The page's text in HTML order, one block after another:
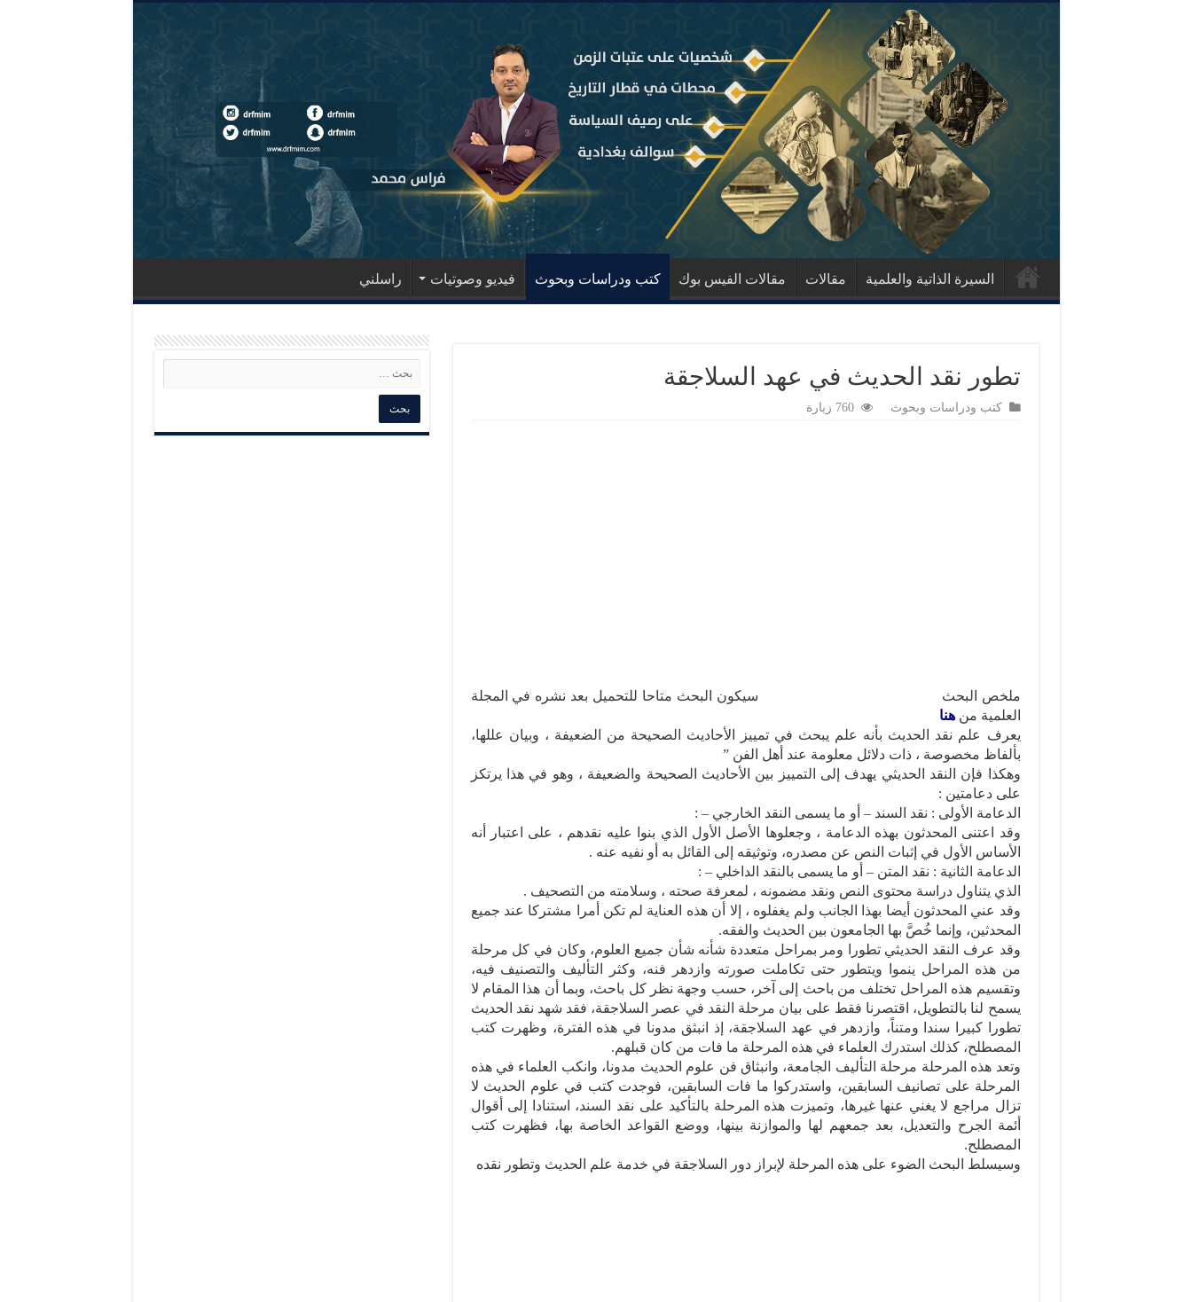
السيرة الذاتية والعلمية مقالات مقالات الفيس بوك كتب ودراسات وبحوث فيديو وصوتيات راسلني
تطور نقد الحديث في عهد السلاجقة
كتب ودراسات وبحوث 760 زيارة
ملخص البحث سيكون البحث متاحا للتحميل بعد نشره في المجلة
العلمية منهنا
يعرف علم نقد الحديث بأنه علم يبحث في تمييز الأحاديث الصحيحة من الضعيفة ، وبيان عللها،
بألفاظ مخصوصة ، ذات دلائل معلومة عند أهل الفن ”
وهكذا فإن النقد الحديثي يهدف إلى التمييز بين الأحاديث الصحيحة والضعيفة ، وهو في هذا يرتكز
على دعامتين :
الدعامة الأولى : نقد السند – أو ما يسمى النقد الخارجي – :
وقد اعتنى المحدثون بهذه الدعامة ، وجعلوها الأصل الأول الذي بنوا عليه نقدهم ، على اعتبار أنه
الأساس الأول في إثبات النص عن مصدره، وتوثيقه إلى القائل به أو نفيه عنه .
الدعامة الثانية : نقد المتن – أو ما يسمى بالنقد الداخلي – :
الذي يتناول دراسة محتوى النص ونقد مضمونه ، لمعرفة صحته ، وسلامته من التصحيف .
وقد عني المحدثون أيضا بهذا الجانب ولم يغفلوه ، إلا أن هذه العناية لم تكن أمرا مشتركا عند جميع
المحدثين، وإنما خُصَّ بها الجامعون بين الحديث والفقه.
وقد عرف النقد الحديثي تطورا ومر بمراحل متعددة شأنه شأن جميع العلوم، وكان في كل مرحلة
من هذه المراحل ينموا ويتطور حتى تكاملت صورته وازدهر فنه، وكثر التأليف والتصنيف فيه،
وتقسيم هذه المراحل تختلف من باحث إلى آخر، حسب وجهة نظر كل باحث، وبما أن هذا المقام لا
يسمح لنا بالتطويل، اقتصرنا فقط على بيان مرحلة النقد في عصر السلاجقة، فقد شهد نقد الحديث
تطورا كبيرا سندا ومتناً، وازدهر في عهد السلاجقة، إذ انبثق مدونا في هذه الفترة، وظهرت كتب
المصطلح، كذلك استدرك العلماء في هذه المرحلة ما فات من كان قبلهم.
وتعد هذه المرحلة مرحلة التأليف الجامعة، وانبثاق فن علوم الحديث مدونا، وانكب العلماء في هذه
المرحلة على تصانيف السابقين، واستدركوا ما فات السابقين، فوجدت كتب في علوم الحديث لا
تزال مراجع لا يغني عنها غيرها، وتميزت هذه المرحلة بالتأكيد على نقد السند، استنادا إلى أقوال
أئمة الجرح والتعديل، بعد جمعهم لها والموازنة بينها، ووضع القواعد الخاصة بها، فظهرت كتب
المصطلح.
وسيسلط البحث الضوء على هذه المرحلة لإبراز دور السلاجقة في خدمة علم الحديث وتطور نقده